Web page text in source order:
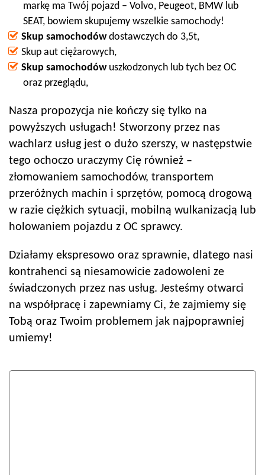
markę ma Twój pojazd – Volvo, Peugeot, BMW lub
SEAT, bowiem skupujemy wszelkie samochody!
Skup samochodówdostawczych do 3,5t,
Skup aut ciężarowych,
Skup samochodówuszkodzonych lub tych bez OC
oraz przeglądu,
Nasza propozycja nie kończy się tylko na
powyższych usługach! Stworzony przez nas
wachlarz usług jest o dużo szerszy, w następstwie
tego ochoczo uraczymy Cię również –
złomowaniem samochodów, transportem
przeróżnych machin i sprzętów, pomocą drogową
w razie ciężkich sytuacji, mobilną wulkanizacją lub
holowaniem pojazdu z OC sprawcy.
Działamy ekspresowo oraz sprawnie, dlatego nasi
kontrahenci są niesamowicie zadowoleni ze
świadczonych przez nas usług. Jesteśmy otwarci
na współpracę i zapewniamy Ci, że zajmiemy się
Tobą oraz Twoim problemem jak najpoprawniej
umiemy!